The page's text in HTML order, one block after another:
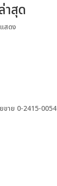
าสุด
สดง
ขาย 0-2415-0054